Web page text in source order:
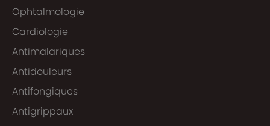
Ophtalmologie
Cardiologie
Antimalariques
Antidouleurs
Antifongiques
Antigrippaux